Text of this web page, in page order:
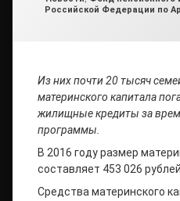
Российской Федерации по
Из них почти 20 тысяч
материнского капитала
жилищные кредиты за
программы.
В 2016 году размер
составляет 453 026 рублей.
Средства материнского